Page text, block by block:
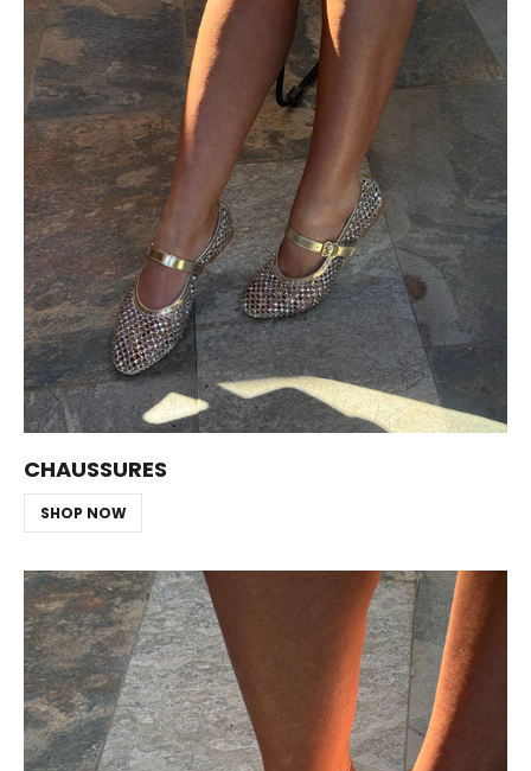
CHAUSSURES
SHOP NOW